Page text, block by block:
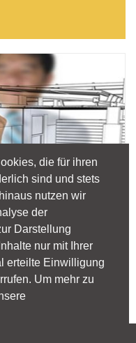
für Ihr
Datenbank von licht.de
die für ihren
sind und stets
nutzen wir
der
Darstellung
nur mit Ihrer
erteilte Einwilligung
Um mehr zu